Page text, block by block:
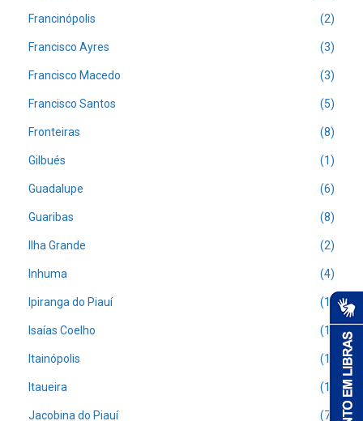
Francinópolis (2)
Francisco Ayres (3)
Francisco Macedo (3)
Francisco Santos (5)
Fronteiras (8)
Gilbués (1)
Guadalupe (6)
Guaribas (8)
Ilha Grande (2)
Inhuma (4)
Ipiranga do Piauí (1)
Isaías Coelho (1)
Itainópolis (1)
Itaueira (1)
Jacobina do Piauí (7)